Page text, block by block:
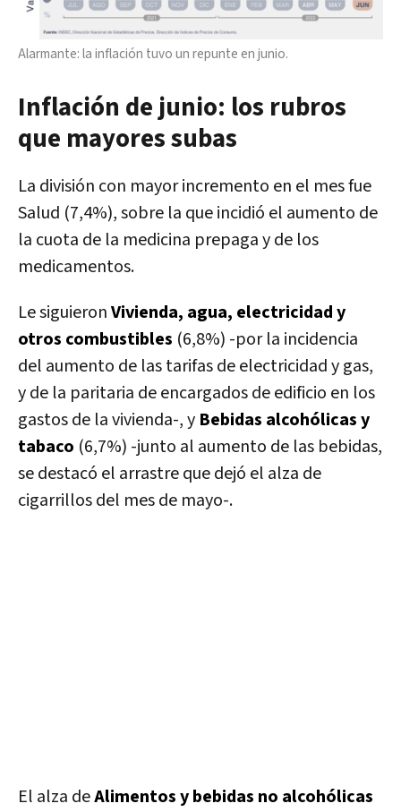
Alarmante: la inflación tuvo un repunte en junio.
Inflación de junio: los rubros
que mayores subas
La división con mayor incremento en el mes fue
Salud (7,4%), sobre la que incidió el aumento de
la cuota de la medicina prepaga y de los
medicamentos.
Le siguieronVivienda, agua, electricidad y
otros combustibles (6,8%) -por la incidencia
del aumento de las tarifas de electricidad y gas,
y de la paritaria de encargados de edificio en los
gastos de la vivienda-, y Bebidas alcohólicas y
tabaco (6,7%) -junto al aumento de las bebidas,
se destacó el arrastre que dejó el alza de
cigarrillos del mes de mayo-.
El alza deAlimentos y bebidas no alcohólicas